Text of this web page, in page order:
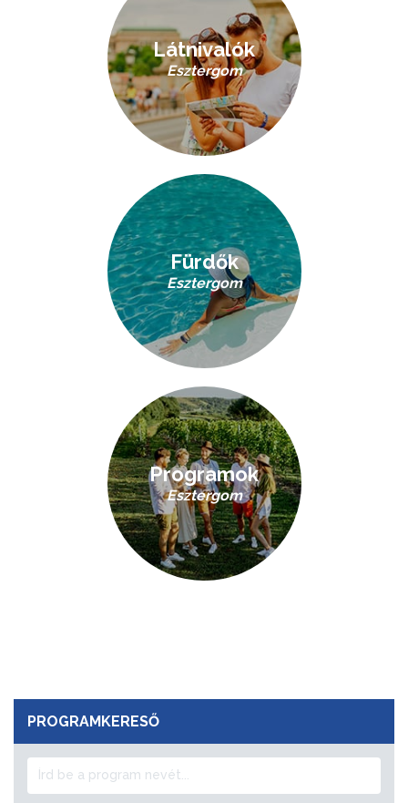
Látnivalók
Esztergom
Fürdők
Esztergom
Programok
Esztergom
PROGRAMKERESŐ